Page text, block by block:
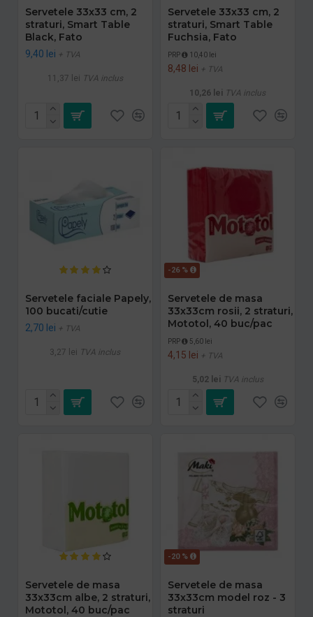
Servetele 33x33 cm, 2
straturi, Smart Table
Black, Fato
9,40 lei + TVA
11,37 lei TVA inclus
Servetele 33x33 cm, 2
straturi, Smart Table
Fuchsia, Fato
PRP 10,40 lei
8,48 lei + TVA
10,26 lei TVA inclus
Servetele faciale Papely,
100 bucati/cutie
2,70 lei + TVA
3,27 lei TVA inclus
-26 %
Servetele de masa
33x33cm rosii, 2 straturi,
Mototol, 40 buc/pac
PRP 5,60 lei
4,15 lei + TVA
5,02 lei TVA inclus
Servetele de masa
33x33cm albe, 2 straturi,
Mototol, 40 buc/pac
-20 %
Servetele de masa
33x33cm model roz - 3
straturi